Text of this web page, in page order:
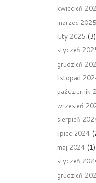
kwiecień
marzec 2025
luty 2025 (3)
styczeń
grudzień
listopad
październik
wrzesień
sierpień
lipiec 2024
maj 2024 (1)
styczeń
grudzień